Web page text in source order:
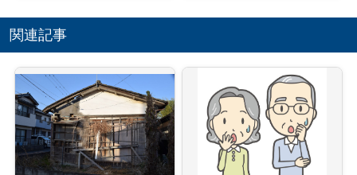
関連記事